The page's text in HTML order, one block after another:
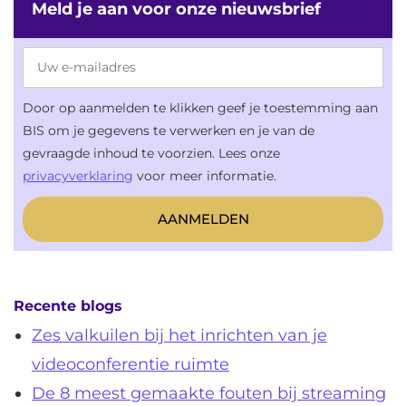
Meld je aan voor onze nieuwsbrief
Door op aanmelden te klikken geef je toestemming aan
BIS om je gegevens te verwerken en je van de
gevraagde inhoud te voorzien. Lees onze
privacyverklaring voor meer informatie.
Recente blogs
Zes valkuilen bij het inrichten van je
videoconferentie ruimte
De 8 meest gemaakte fouten bij streaming